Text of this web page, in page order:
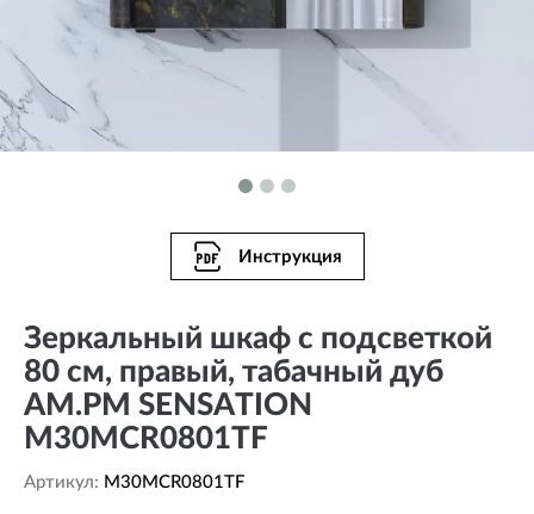
Инструкция
Зеркальный шкаф с подсветкой
80 см, правый, табачный дуб
AM.PM SENSATION
M30MCR0801TF
Артикул: M30MCR0801TF